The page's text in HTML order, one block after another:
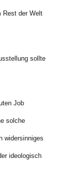
Rest der Welt
sollte
Job
solche
widersinniges
ideologisch